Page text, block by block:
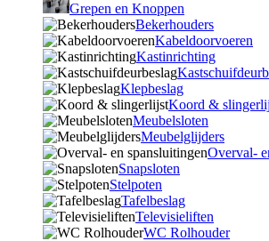
Grepen en Knoppen
Bekerhouders
Kabeldoorvoeren
Kastinrichting
Klepbeslag
Koord &
Meubelsloten
Meubelglijders
Overval-
Snapsloten
Stelpoten
Tafelbeslag
Televisieliften
WC Rolhouder